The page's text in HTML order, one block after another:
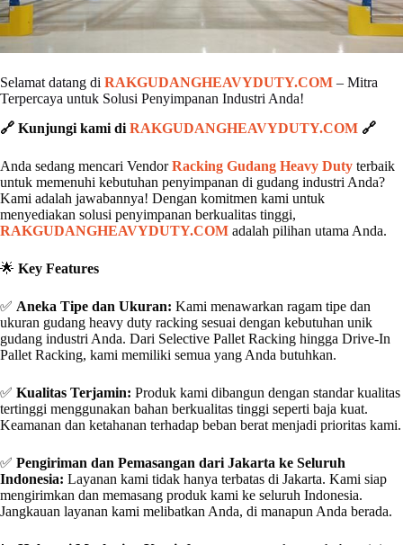
Selamat datang di RAKGUDANGHEAVYDUTY.COM – Mitra
Terpercaya untuk Solusi Penyimpanan Industri Anda!
🔗 Kunjungi kami di RAKGUDANGHEAVYDUTY.COM 🔗
Anda sedang mencari VendorRacking Gudang Heavy Duty terbaik
untuk memenuhi kebutuhan penyimpanan di gudang industri Anda?
Kami adalah jawabannya! Dengan komitmen kami untuk
menyediakan solusi penyimpanan berkualitas tinggi,
RAKGUDANGHEAVYDUTY.COM adalah pilihan utama Anda.
🌟 Key Features
✅ Aneka Tipe dan Ukuran: Kami menawarkan ragam tipe dan
ukuran gudang heavy duty racking sesuai dengan kebutuhan unik
gudang industri Anda. Dari Selective Pallet Racking hingga Drive-In
Pallet Racking, kami memiliki semua yang Anda butuhkan.
✅ Kualitas Terjamin: Produk kami dibangun dengan standar kualitas
tertinggi menggunakan bahan berkualitas tinggi seperti baja kuat.
Keamanan dan ketahanan terhadap beban berat menjadi prioritas kami.
✅ Pengiriman dan Pemasangan dari Jakarta ke Seluruh
Indonesia: Layanan kami tidak hanya terbatas di Jakarta. Kami siap
mengirimkan dan memasang produk kami ke seluruh Indonesia.
Jangkauan layanan kami melibatkan Anda, di manapun Anda berada.